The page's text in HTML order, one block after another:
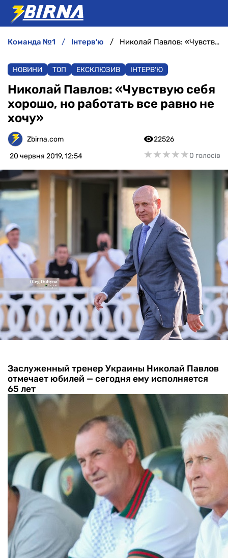
АНАЛІТИКА
ІНТЕРВ'Ю
РІЗНЕ
БУКМЕКЕРИ
команда №1 інтерв'ю Николай Павлов: «Чувствую себя хорошо, но работать все равно не хочу»
НОВИНИ ТОП ЕКСКЛЮЗИВ ІНТЕРВ'Ю
Николай Павлов: «Чувствую себя
хорошо, но работать все равно не
хочу»
Zbirna.com
20 червня 2019, 12:54
22526
★★★★★
★★★★★0 голосів
Заслуженный тренер Украины Николай Павлов
отмечает юбилей — сегодня ему исполняется
65 лет